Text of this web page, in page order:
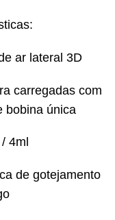
ar lateral 3D
carregadas com
bobina única
4ml
de gotejamento